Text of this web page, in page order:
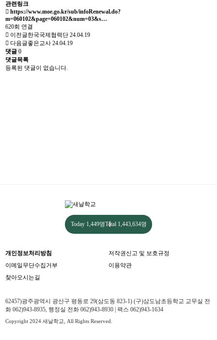
관련링크
https://www.moe.go.kr/sub/infoRenewal.do?
m=060102&page=060102&num=03&s…
620회 연결
이전글한국국제협력단 24.04.19
다음글좋은교사 24.04.19
댓글 0
댓글목록
등록된 댓글이 없습니다.
Today 1,449명Total 1,443,634명
개인정보처리방침
저작권신고 및 보호규정
이메일무단수집거부
이용약관
찾아오시는길
62457)광주광역시 광산구 평동로 29(삼도동 823-1) (구)삼도남초등학교 교무실 전
화 062)943-8935, 행정실 전화 062)943-8930 | 팩스 062)943-1634
Copyright 2024 새날학교, All Rights Reserved.